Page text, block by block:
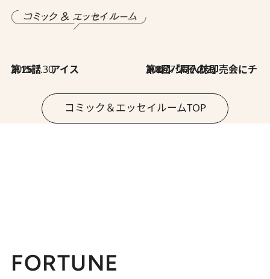
2026.7.30
第15話 アイス 2026.7.30
第8回「同人誌即売会にチャレンジ その2」
コミック＆エッセイルームTOP
FORTUNE